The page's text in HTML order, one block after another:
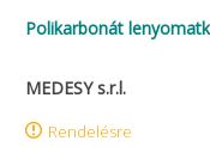
Polikarbonát
MEDESY s.r.l.
Rendelésre